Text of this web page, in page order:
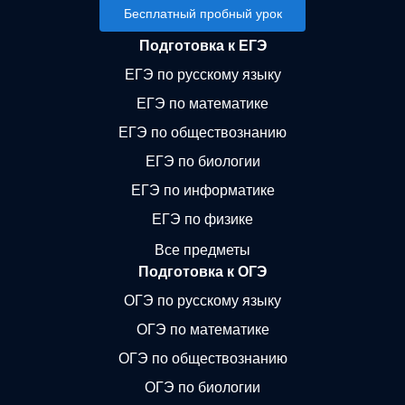
Бесплатный пробный урок
Подготовка к ЕГЭ
ЕГЭ по русскому языку
ЕГЭ по математике
ЕГЭ по обществознанию
ЕГЭ по биологии
ЕГЭ по информатике
ЕГЭ по физике
Все предметы
Подготовка к ОГЭ
ОГЭ по русскому языку
ОГЭ по математике
ОГЭ по обществознанию
ОГЭ по биологии